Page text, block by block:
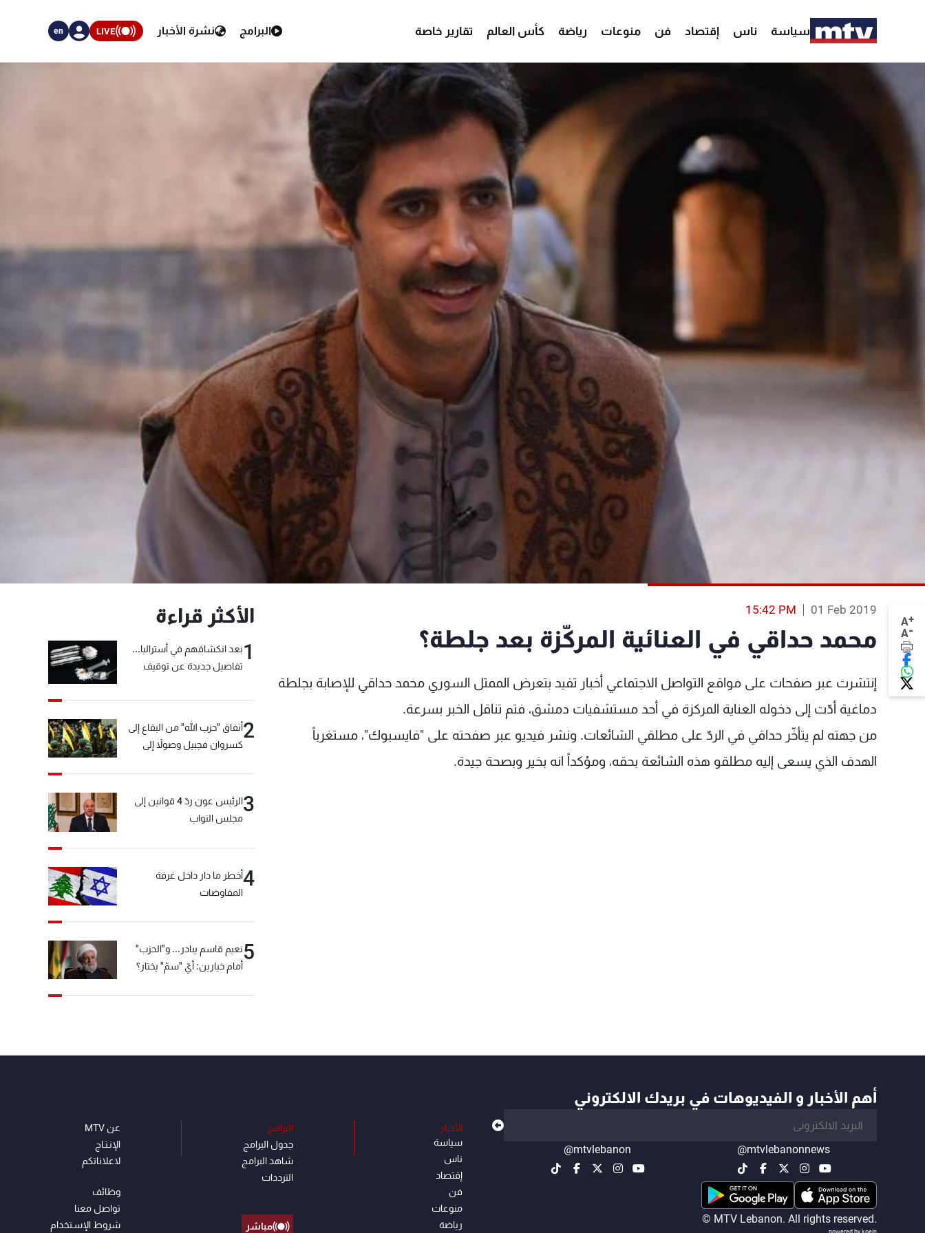
سياسة ناس إقتصاد فن منوعات رياضة كأس العالم تقارير خاصة البرامج نشرة الأخبار LIVE
en
A+
A-
01 Feb 2019
15:42 PM
محمد حداقي في العنائية المركّزة بعد جلطة؟
إنتشرت عبر صفحات على مواقع التواصل الاجتماعي أخبار تفيد بتعرض الممثل السوري محمد حداقي للإصابة بجلطة
دماغية أدّت إلى دخوله العناية المركزة في أحد مستشفيات دمشق، فتم تناقل الخبر بسرعة.
من جهته لم يتأخّر حداقي في الردّ على مطلقي الشائعات. ونشر فيديو عبر صفحته على "فايسبوك"، مستغرباً
الهدف الذي يسعى إليه مطلقو هذه الشائعة بحقه، ومؤكداً انه بخير وبصحة جيدة.
الأكثر قراءة
1بعد انكشافهم في أستراليا...
تفاصيل جديدة عن توقيف
2أنفاق "حزب الله" من البقاع إلى
كسروان فجبيل وصولاً إلى
3
الرئيس عون ردّ 4 قوانين إلى
مجلس النواب
4أخطر ما دار داخل غرفة
المفاوضات
5نعيم قاسم يبادر... و"الحزب"
أمام خيارين: أيّ "سمّ" يختار؟
أهم الأخبار و الفيديوهات في بريدك الالكتروني
@mtvlebanonnews
@mtvlebanon
© MTV Lebanon. All rights reserved.
الأخبار
سياسة
ناس
إقتصاد
فن
منوعات
رياضة
البرامج
جدول البرامج
شاهد البرامج
الترددات
مباشر
عن MTV
الإنـتـاج
لاعلاناتكم
وظائف
تواصل معنا
شروط الإسـتخدام